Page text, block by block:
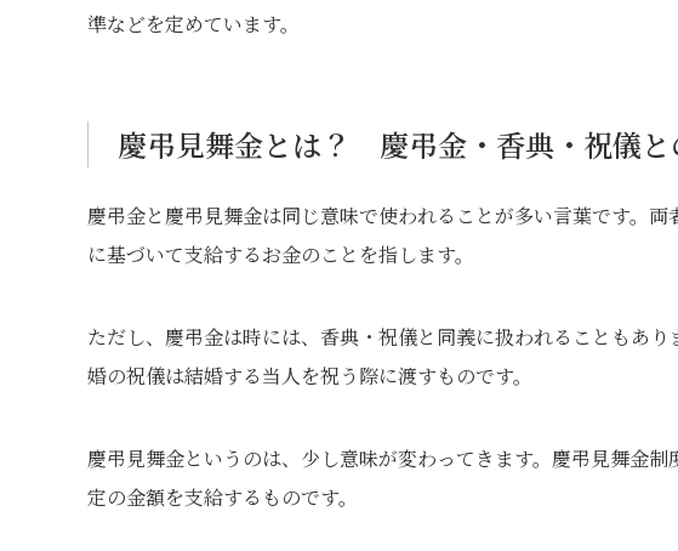
準などを定めています。
慶弔見舞金とは？ 慶弔金・香典・祝儀と
慶弔金と慶弔見舞金は同じ意味で使われることが多い言葉です。
に基づいて支給するお金のことを指します。
ただし、慶弔金は時には、香典・祝儀と同義に扱われることもあ
婚の祝儀は結婚する当人を祝う際に渡すものです。
慶弔見舞金というのは、少し意味が変わってきます。慶弔見舞金
定の金額を支給するものです。